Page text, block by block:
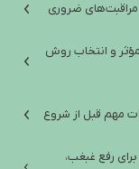
ضروری
و انتخاب روش
مهم قبل از شروع
رفع غبغب،